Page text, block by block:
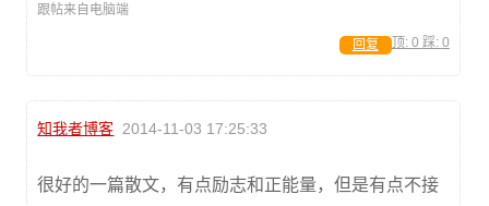
跟帖来自电脑端
顶: 0 踩: 0
回复
知我者博客 2014-11-03 17:25:33
很好的一篇散文，有点励志和正能量，但是有点不接